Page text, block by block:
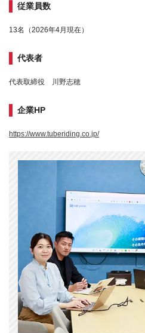
従業員数
13名（2026年4月現在）
代表者
代表取締役 川野志穂
企業HP
https://www.tuberiding.co.jp/